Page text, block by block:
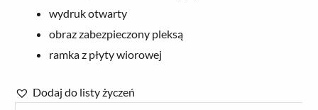
wydruk otwarty
obraz zabezpieczony pleksą
ramka z płyty wiorowej
Dodaj do listy życzeń